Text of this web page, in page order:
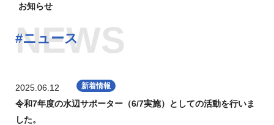
お知らせ
NEWS
#ニュース
2025.06.12 新着情報
令和7年度の水辺サポーター（6/7実施）としての活動を行いま
した。